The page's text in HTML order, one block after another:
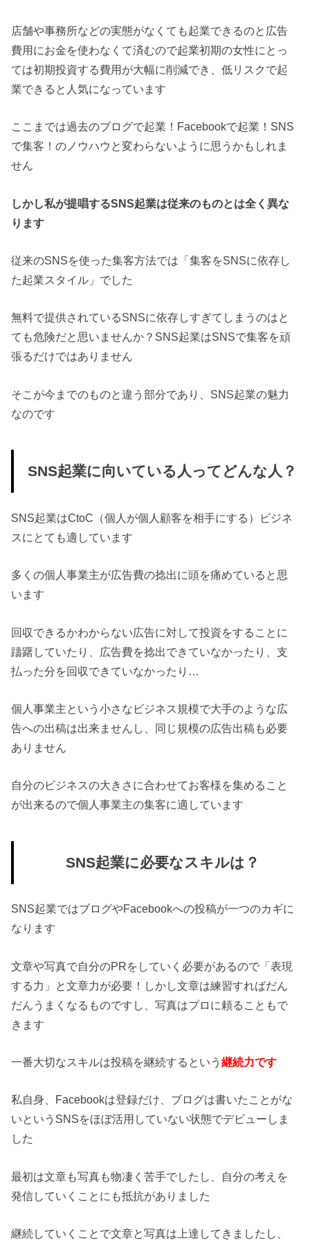
店舗や事務所などの実態がなくても起業できるのと広告
費用にお金を使わなくて済むので起業初期の女性にとっ
ては初期投資する費用が大幅に削減でき、低リスクで起
業できると人気になっています
ここまでは過去のブログで起業！Facebookで起業！SNS
で集客！のノウハウと変わらないように思うかもしれま
せん
しかし私が提唱するSNS起業は従来のものとは全く異な
ります
従来のSNSを使った集客方法では「集客をSNSに依存し
た起業スタイル」でした
無料で提供されているSNSに依存しすぎてしまうのはと
ても危険だと思いませんか？SNS起業はSNSで集客を頑
張るだけではありません
そこが今までのものと違う部分であり、SNS起業の魅力
なのです
SNS起業に向いている人ってどんな人？
SNS起業はCtoC（個人が個人顧客を相手にする）ビジネ
スにとても適しています
多くの個人事業主が広告費の捻出に頭を痛めていると思
います
回収できるかわからない広告に対して投資をすることに
躊躇していたり、広告費を捻出できていなかったり、支
払った分を回収できていなかったり…
個人事業主という小さなビジネス規模で大手のような広
告への出稿は出来ませんし、同じ規模の広告出稿も必要
ありません
自分のビジネスの大きさに合わせてお客様を集めること
が出来るので個人事業主の集客に適しています
SNS起業に必要なスキルは？
SNS起業ではブログやFacebookへの投稿が一つのカギに
なります
文章や写真で自分のPRをしていく必要があるので「表現
する力」と文章力が必要！しかし文章は練習すればだん
だんうまくなるものですし、写真はプロに頼ることもで
きます
一番大切なスキルは投稿を継続するという継続力です
私自身、Facebookは登録だけ、ブログは書いたことがな
いというSNSをほぼ活用していない状態でデビューしま
した
最初は文章も写真も物凄く苦手でしたし、自分の考えを
発信していくことにも抵抗がありました
継続していくことで文章と写真は上達してきましたし、